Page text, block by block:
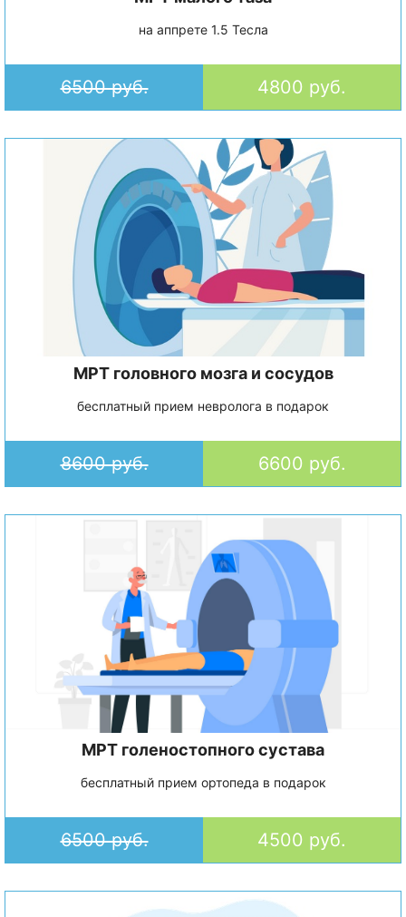
на аппрете 1.5 Тесла
6500 руб. 4800 руб.
МРТ головного мозга и сосудов
бесплатный прием невролога в подарок
8600 руб. 6600 руб.
МРТ голеностопного сустава
бесплатный прием ортопеда в подарок
6500 руб. 4500 руб.